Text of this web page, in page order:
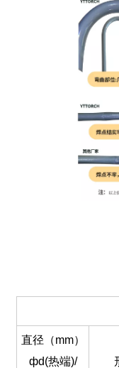
直径（mm）
фd(热端)/